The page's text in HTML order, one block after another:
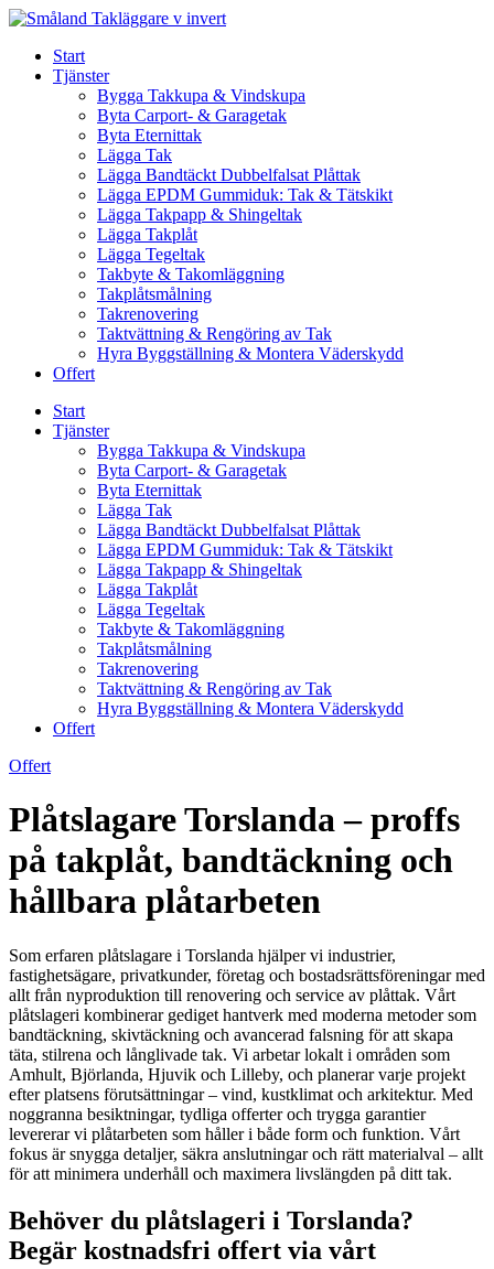
Skip
contentStart
Tjänster
Bygga Takkupa & Vindskupa
Byta Carport- & Garagetak
Byta Eternittak
Lägga Tak
Lägga Bandtäckt Dubbelfalsat Plåttak
Lägga EPDM Gummiduk: Tak & Tätskikt
Lägga Takpapp & Shingeltak
Lägga Takplåt
Lägga Tegeltak
Takbyte & Takomläggning
Takplåtsmålning
Takrenovering
Taktvättning & Rengöring av Tak
Hyra Byggställning & Montera Väderskydd
Offert
Start
Tjänster
Bygga Takkupa & Vindskupa
Byta Carport- & Garagetak
Byta Eternittak
Lägga Tak
Lägga Bandtäckt Dubbelfalsat Plåttak
Lägga EPDM Gummiduk: Tak & Tätskikt
Lägga Takpapp & Shingeltak
Lägga Takplåt
Lägga Tegeltak
Takbyte & Takomläggning
Takplåtsmålning
Takrenovering
Taktvättning & Rengöring av Tak
Hyra Byggställning & Montera Väderskydd
Offert
Offert
Plåtslagare Torslanda – proffs
på takplåt, bandtäckning och
hållbara plåtarbeten
Som erfaren plåtslagare i Torslanda hjälper vi industrier,
fastighetsägare, privatkunder, företag och bostadsrättsföreningar med
allt från nyproduktion till renovering och service av plåttak. Vårt
plåtslageri kombinerar gediget hantverk med moderna metoder som
bandtäckning, skivtäckning och avancerad falsning för att skapa
täta, stilrena och långlivade tak. Vi arbetar lokalt i områden som
Amhult, Björlanda, Hjuvik och Lilleby, och planerar varje projekt
efter platsens förutsättningar – vind, kustklimat och arkitektur. Med
noggranna besiktningar, tydliga offerter och trygga garantier
levererar vi plåtarbeten som håller i både form och funktion. Vårt
fokus är snygga detaljer, säkra anslutningar och rätt materialval – allt
för att minimera underhåll och maximera livslängden på ditt tak.
Behöver du plåtslageri i Torslanda?
Begär kostnadsfri offert via vårt